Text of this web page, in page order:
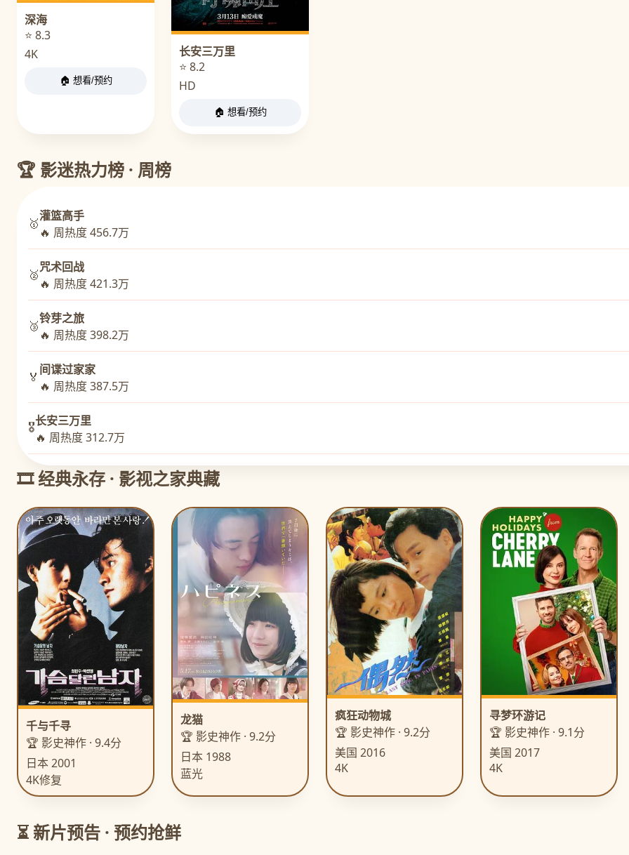
深海
⭐ 8.3
4K
🏠 想看/预约
长安三万里
⭐ 8.2
HD
🏠 想看/预约
🏆 影迷热力榜 · 周榜
🥇灌篮高手
🔥 周热度 456.7万
🥈咒术回战
🔥 周热度 421.3万
🥉铃芽之旅
🔥 周热度 398.2万
🏅 间谍过家家
🔥 周热度 387.5万
🎖️长安三万里
🔥 周热度 312.7万
🎞️ 经典永存 · 影视之家典藏
千与千寻
🏆 影史神作 · 9.4分
日本 2001
4K修复
龙猫
🏆 影史神作 · 9.2分
日本 1988
蓝光
疯狂动物城
🏆 影史神作 · 9.2分
美国 2016
4K
寻梦环游记
🏆 影史神作 · 9.1分
美国 2017
4K
⏳ 新片预告 · 预约抢鲜